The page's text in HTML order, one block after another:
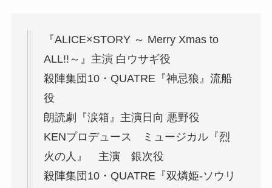
『ALICE×STORY ～ Merry Xmas to
ALL!!～』主演 白ウサギ役
殺陣集団10・QUATRE『神忌狼』流船
役
朗読劇『涙箱』主演日向 悪野役
KENプロデュース ミュージカル『烈
火の人』 主演 銀次役
殺陣集団10・QUATRE『双燐姫-ソウリ